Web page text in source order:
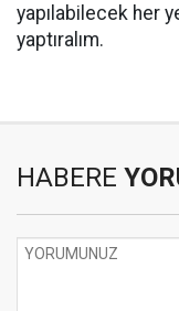
yapılabilecek her
yaptıralım.
HABERE